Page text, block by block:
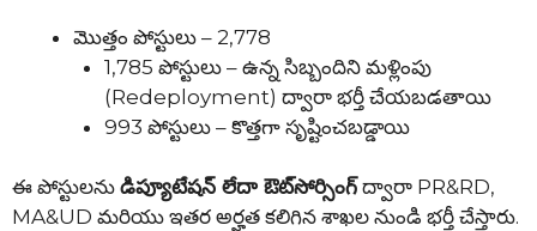
మొత్తం పోస్టులు – 2,778
1,785 పోస్టులు – ఉన్న సిబ్బందిని మళ్లింపు
(Redeployment) ద్వారా భర్తీ చేయబడతాయి
993 పోస్టులు – కొత్తగా సృష్టించబడ్డాయి
ఈ పోస్టులను డిప్యూటేషన్ లేదా ఔట్‌సోర్సింగ్ద్వారా PR&RD,
MA&UD మరియు ఇతర అర్హత కలిగిన శాఖల నుండి భర్తీ చేస్తారు.